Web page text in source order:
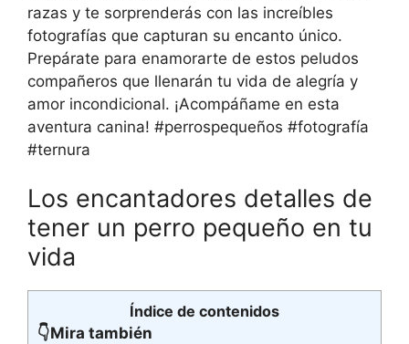
razas y te sorprenderás con las increíbles
fotografías que capturan su encanto único.
Prepárate para enamorarte de estos peludos
compañeros que llenarán tu vida de alegría y
amor incondicional. ¡Acompáñame en esta
aventura canina! #perrospequeños #fotografía
#ternura
Los encantadores detalles de
tener un perro pequeño en tu
vida
Índice de contenidos
👇Mira también